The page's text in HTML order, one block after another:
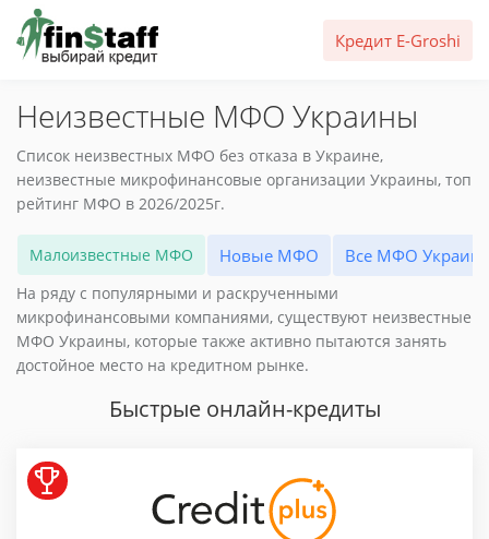
Кредит E-Groshi
Неизвестные МФО Украины
Список неизвестных МФО без отказа в Украине,
неизвестные микрофинансовые организации Украины, топ
рейтинг МФО в 2026/2025г.
Малоизвестные МФО Новые МФО Все МФО
На ряду с популярными и раскрученными
микрофинансовыми компаниями, существуют неизвестные
МФО Украины, которые также активно пытаются занять
достойное место на кредитном рынке.
Быстрые онлайн-кредиты